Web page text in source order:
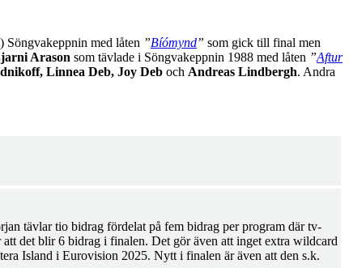
Söngvakeppnin med låten ”Bíómynd” som gick till final men
Arason som tävlade i Söngvakeppnin 1988 med låten ”Aftur
Linnea Deb, Joy Deb och Andreas Lindbergh. Andra
tävlar tio bidrag fördelat på fem bidrag per program där tv-
det blir 6 bidrag i finalen. Det gör även att inget extra wildcard
Island i Eurovision 2025. Nytt i finalen är även att den s.k.